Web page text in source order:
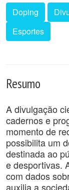
Doping
Esportes
Resumo
A divulgação
cadernos e
momento de
possibilita um
destinada ao
e desportivas.
com dados
auxilia a